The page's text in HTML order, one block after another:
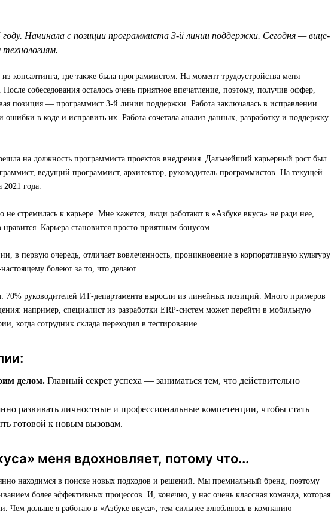
году. Начинала с позиции программиста 3-й линии поддержки. Сегодня — вице-
консалтинга, где также была программистом. На момент трудоустройства меня
собеседования осталось очень приятное впечатление, поэтому, получив оффер,
позиция — программист 3-й линии поддержки. Работа заключалась в исправлении
ошибки в коде и исправить их. Работа сочетала анализ данных, разработку и поддержку
на должность программиста проектов внедрения. Дальнейший карьерный рост был
ведущий программист, архитектор, руководитель программистов. На текущей
2021 года.
не стремилась к карьере. Мне кажется, люди работают в «Азбуке вкуса» не ради нее,
нравится. Карьера становится просто приятным бонусом.
в первую очередь, отличает вовлеченность, проникновение в корпоративную культуру
болеют за то, что делают.
руководителей ИТ-департамента выросли из линейных позиций. Много примеров
например, специалист из разработки ERP-систем может перейти в мобильную
когда сотрудник склада переходил в тестирование.
делом. Главный секрет успеха — заниматься тем, что действительно
развивать личностные и профессиональные компетенции, чтобы стать
готовой к новым вызовам.
меня вдохновляет, потому что...
находимся в поиске новых подходов и решений. Мы премиальный бренд, поэтому
более эффективных процессов. И, конечно, у нас очень классная команда, которая
Чем дольше я работаю в «Азбуке вкуса», тем сильнее влюбляюсь в компанию